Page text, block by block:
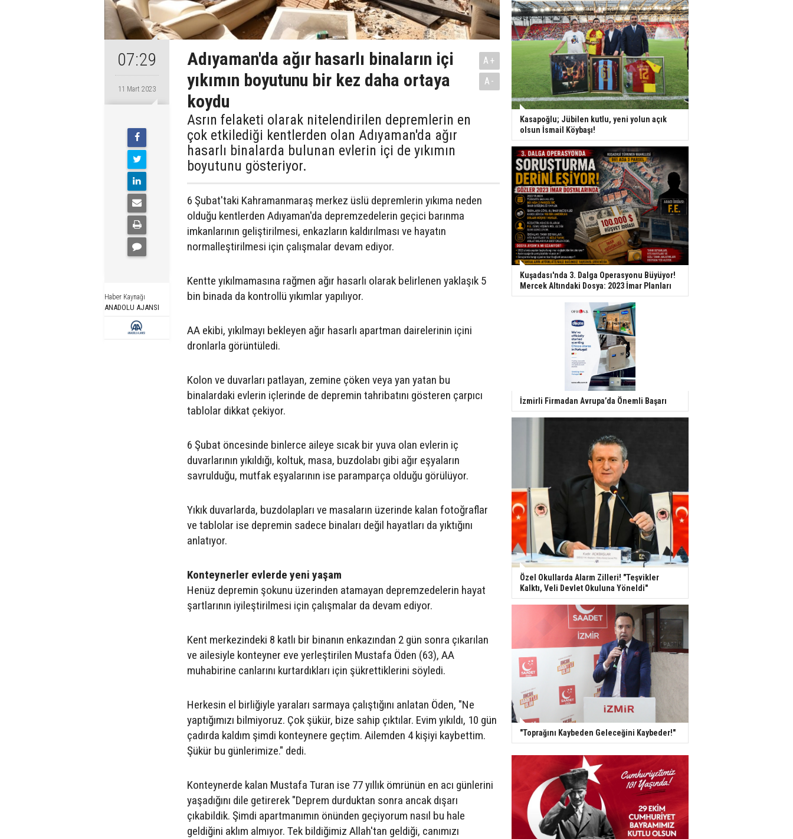
07:29
11 Mart 2023
Haber Kaynağı
ANADOLU AJANSI
Adıyaman'da ağır hasarlı binaların içi
yıkımın boyutunu bir kez daha ortaya
koydu
Asrın felaketi olarak nitelendirilen depremlerin en
çok etkilediği kentlerden olan Adıyaman'da ağır
hasarlı binalarda bulunan evlerin içi de yıkımın
boyutunu gösteriyor.
A+
A-
6 Şubat'taki Kahramanmaraş merkez üslü depremlerin yıkıma neden
olduğu kentlerden Adıyaman'da depremzedelerin geçici barınma
imkanlarının geliştirilmesi, enkazların kaldırılması ve hayatın
normalleştirilmesi için çalışmalar devam ediyor.
Kentte yıkılmamasına rağmen ağır hasarlı olarak belirlenen yaklaşık 5
bin binada da kontrollü yıkımlar yapılıyor.
AA ekibi, yıkılmayı bekleyen ağır hasarlı apartman dairelerinin içini
dronlarla görüntüledi.
Kolon ve duvarları patlayan, zemine çöken veya yan yatan bu
binalardaki evlerin içlerinde de depremin tahribatını gösteren çarpıcı
tablolar dikkat çekiyor.
6 Şubat öncesinde binlerce aileye sıcak bir yuva olan evlerin iç
duvarlarının yıkıldığı, koltuk, masa, buzdolabı gibi ağır eşyaların
savrulduğu, mutfak eşyalarının ise paramparça olduğu görülüyor.
Yıkık duvarlarda, buzdolapları ve masaların üzerinde kalan fotoğraflar
ve tablolar ise depremin sadece binaları değil hayatları da yıktığını
anlatıyor.
Konteynerler evlerde yeni yaşam
Henüz depremin şokunu üzerinden atamayan depremzedelerin hayat
şartlarının iyileştirilmesi için çalışmalar da devam ediyor.
Kent merkezindeki 8 katlı bir binanın enkazından 2 gün sonra çıkarılan
ve ailesiyle konteyner eve yerleştirilen Mustafa Öden (63), AA
muhabirine canlarını kurtardıkları için şükrettiklerini söyledi.
Herkesin el birliğiyle yaraları sarmaya çalıştığını anlatan Öden, "Ne
yaptığımızı bilmiyoruz. Çok şükür, bize sahip çıktılar. Evim yıkıldı, 10 gün
çadırda kaldım şimdi konteynere geçtim. Ailemden 4 kişiyi kaybettim.
Şükür bu günlerimize." dedi.
Konteynerde kalan Mustafa Turan ise 77 yıllık ömrünün en acı günlerini
yaşadığını dile getirerek "Deprem durduktan sonra ancak dışarı
çıkabildik. Şimdi apartmanımın önünden geçiyorum nasıl bu hale
geldiğini aklım almıyor. Tek bildiğimiz Allah'tan geldiği, canımızı
Kasapoğlu; Jübilen kutlu, yeni yolun açık
olsun İsmail Köybaşı!
Kuşadası'nda 3. Dalga Operasyonu Büyüyor!
Mercek Altındaki Dosya: 2023 İmar Planları
İzmirli Firmadan Avrupa’da Önemli Başarı
Özel Okullarda Alarm Zilleri! "Teşvikler
Kalktı, Veli Devlet Okuluna Yöneldi"
"Toprağını Kaybeden Geleceğini Kaybeder!"